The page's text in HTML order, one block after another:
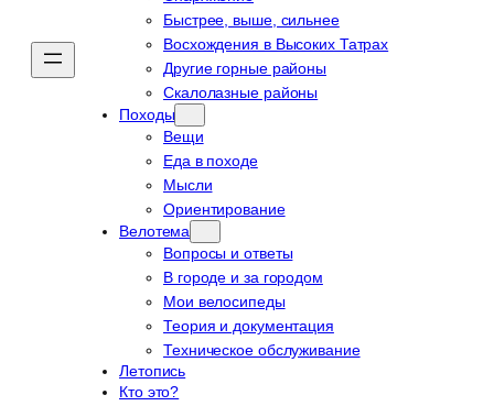
Быстрее, выше, сильнее
Восхождения в Высоких Татрах
Другие горные районы
Скалолазные районы
Походы
Вещи
Еда в походе
Мысли
Ориентирование
Велотема
Вопросы и ответы
В городе и за городом
Мои велосипеды
Теория и документация
Техническое обслуживание
Летопись
Кто это?